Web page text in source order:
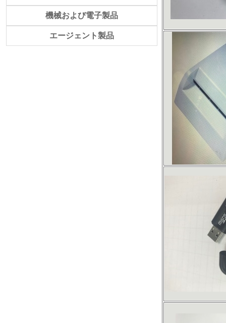
機械および電子製品
エージェント製品